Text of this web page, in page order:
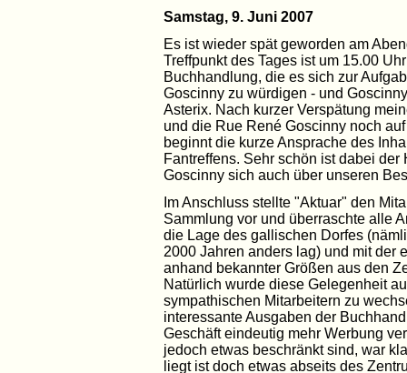
Samstag, 9. Juni 2007
Es ist wieder spät geworden am
Treffpunkt des Tages ist um 15.00
Buchhandlung, die es sich zur
Goscinny zu würdigen - und
Asterix. Nach kurzer Verspätung
und die Rue René Goscinny noch
beginnt die kurze Ansprache des
Fantreffens. Sehr schön ist dabei
Goscinny sich auch über unseren
Im Anschluss stellte "Aktuar" den
Sammlung vor und überraschte alle
die Lage des gallischen Dorfes
2000 Jahren anders lag) und mit der
anhand bekannter Größen aus den
Natürlich wurde diese Gelegenheit
sympathischen Mitarbeitern zu
interessante Ausgaben der
Geschäft eindeutig mehr Werbung
jedoch etwas beschränkt sind, war
liegt ist doch etwas abseits des